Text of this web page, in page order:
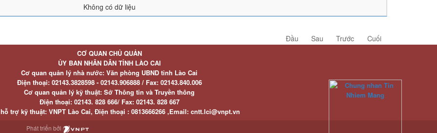
Không có dữ liệu
Đầu Sau Trước Cuối
CƠ QUAN CHỦ QUẢN
ỦY BAN NHÂN DÂN TỈNH LÀO CAI
Cơ quan quản lý nhà nước: Văn phòng UBND tỉnh Lào Cai
Điện thoại:02143.3828598 - 02143.906888 / Fax:02143.840.006
Cơ quan quản lý kỹ thuật: Sở Thông tin và Truyền thông
Điện thoại:02143. 828 666/ Fax:02143. 828 667
trợ kỹ thuật: VNPT Lào Cai, Điện thoại : 0813666266 ,Email: cntt.lci@vnpt.vn
Phát triển bởi